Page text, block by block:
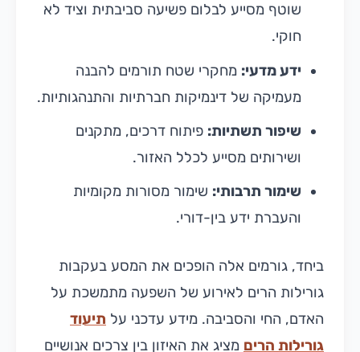
שוטף מסייע לבלום פשיעה סביבתית וציד לא
חוקי.
ידע מדעי: מחקרי שטח תורמים להבנה
מעמיקה של דינמיקות חברתיות והתנהגותיות.
שיפור תשתיות: פיתוח דרכים, מתקנים
ושירותים מסייע לכלל האזור.
שימור תרבותי: שימור מסורות מקומיות
והעברת ידע בין-דורי.
ביחד, גורמים אלה הופכים את המסע בעקבות
גורילות הרים לאירוע של השפעה מתמשכת על
האדם, החי והסביבה. מידע עדכני על תיעוד
גורילות הרים מציג את האיזון בין צרכים אנושיים